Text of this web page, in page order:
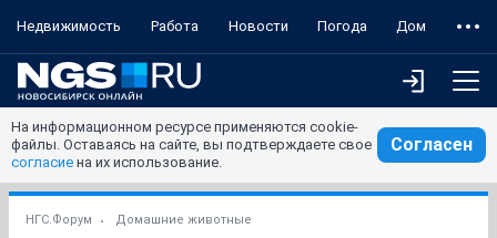
Недвижимость Работа Новости Погода Дом
На информационном ресурсе применяются cookie-
файлы. Оставаясь на сайте, вы подтверждаете свое
согласие на их использование.
Согласен
НГС.Форум Домашние животные